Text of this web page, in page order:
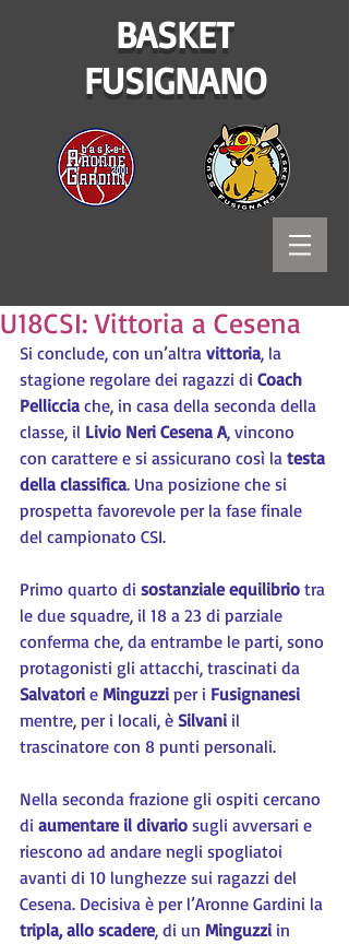
BASKET
FUSIGNANO
U18CSI: Vittoria a Cesena
Si conclude, con un’altra vittoria, la
stagione regolare dei ragazzi di Coach
Pelliccia che, in casa della seconda della
classe, il Livio Neri Cesena A, vincono
con carattere e si assicurano così la testa
della classifica. Una posizione che si
prospetta favorevole per la fase finale
del campionato CSI.
Primo quarto di sostanziale equilibrio tra
le due squadre, il 18 a 23 di parziale
conferma che, da entrambe le parti, sono
protagonisti gli attacchi, trascinati da
Salvatori e Minguzzi per i Fusignanesi
mentre, per i locali, è Silvani il
trascinatore con 8 punti personali.
Nella seconda frazione gli ospiti cercano
di aumentare il divario sugli avversari e
riescono ad andare negli spogliatoi
avanti di 10 lunghezze sui ragazzi del
Cesena. Decisiva è per l’Aronne Gardini la
tripla, allo scadere, di un Minguzzi in